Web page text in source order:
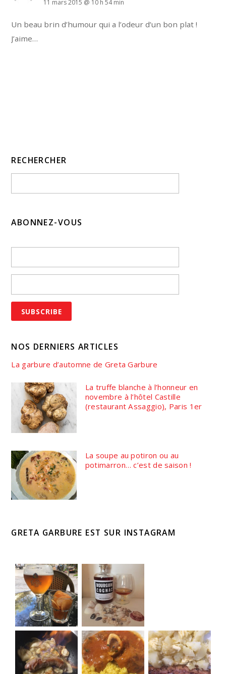
11 mars 2015 @ 10 h 54 min
Un beau brin d’humour qui a l’odeur d’un bon plat !
J’aime…
RECHERCHER
ABONNEZ-VOUS
NOS DERNIERS ARTICLES
La garbure d’automne de Greta Garbure
La truffe blanche à l’honneur en
novembre à l’hôtel Castille
(restaurant Assaggio), Paris 1er
La soupe au potiron ou au
potimarron… c’est de saison !
GRETA GARBURE EST SUR INSTAGRAM